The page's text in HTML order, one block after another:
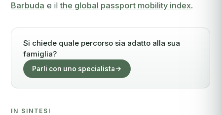
Barbuda e ilthe global passport mobility index.
Si chiede quale percorso sia adatto alla sua
famiglia?
Parli con uno specialista
IN SINTESI